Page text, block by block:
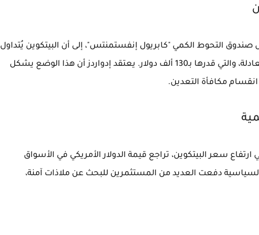
التحوط الكمي "كابريول إنفستمنتس"، إلى أن البيتكوين يُتداول
حاليًا بخصم يصل إلى 40% عن قيمته العادلة، والتي قدرها بـ130 ألف دولار. يعتقد إدواردز أن هذا الوضع يشكل
مكافأة التعدين.
سعر البيتكوين، تراجع قيمة الدولار الأمريكي في الأسواق
دفعت العديد من المستثمرين للبحث عن ملاذات آمنة،